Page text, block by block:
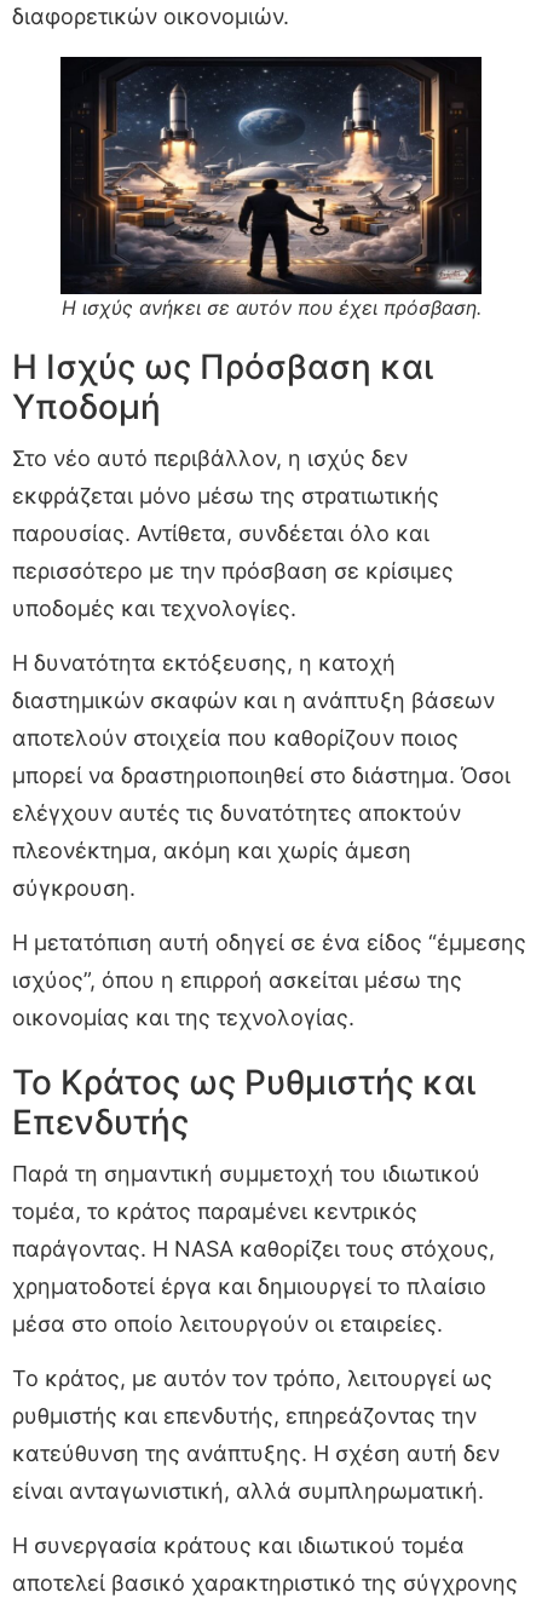
διαφορετικών οικονομιών.
Η ισχύς ανήκει σε αυτόν που έχει πρόσβαση.
Η Ισχύς ως Πρόσβαση και
Υποδομή
Στο νέο αυτό περιβάλλον, η ισχύς δεν
εκφράζεται μόνο μέσω της στρατιωτικής
παρουσίας. Αντίθετα, συνδέεται όλο και
περισσότερο με την πρόσβαση σε κρίσιμες
υποδομές και τεχνολογίες.
Η δυνατότητα εκτόξευσης, η κατοχή
διαστημικών σκαφών και η ανάπτυξη βάσεων
αποτελούν στοιχεία που καθορίζουν ποιος
μπορεί να δραστηριοποιηθεί στο διάστημα. Όσοι
ελέγχουν αυτές τις δυνατότητες αποκτούν
πλεονέκτημα, ακόμη και χωρίς άμεση
σύγκρουση.
Η μετατόπιση αυτή οδηγεί σε ένα είδος “έμμεσης
ισχύος”, όπου η επιρροή ασκείται μέσω της
οικονομίας και της τεχνολογίας.
Το Κράτος ως Ρυθμιστής και
Επενδυτής
Παρά τη σημαντική συμμετοχή του ιδιωτικού
τομέα, το κράτος παραμένει κεντρικός
παράγοντας. Η NASA καθορίζει τους στόχους,
χρηματοδοτεί έργα και δημιουργεί το πλαίσιο
μέσα στο οποίο λειτουργούν οι εταιρείες.
Το κράτος, με αυτόν τον τρόπο, λειτουργεί ως
ρυθμιστής και επενδυτής, επηρεάζοντας την
κατεύθυνση της ανάπτυξης. Η σχέση αυτή δεν
είναι ανταγωνιστική, αλλά συμπληρωματική.
Η συνεργασία κράτους και ιδιωτικού τομέα
αποτελεί βασικό χαρακτηριστικό της σύγχρονης